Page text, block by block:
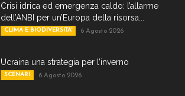
Crisi idrica ed emergenza caldo: l’allarme
dell’ANBI per un’Europa della risorsa...
CLIMA E BIODIVERSITA' 6 Agosto 2026
Ucraina una strategia per l’inverno
SCENARI 6 Agosto 2026